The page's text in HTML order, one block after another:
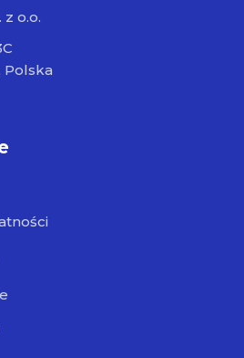
o.o.
Polska